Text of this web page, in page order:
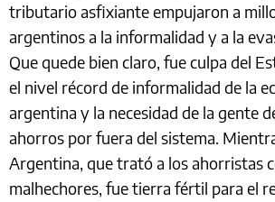
tributario asfixiante empujaron a
argentinos a la informalidad y a la
Que quede bien claro, fue culpa del
el nivel récord de informalidad de la
argentina y la necesidad de la gente
ahorros por fuera del sistema.
Argentina, que trató a los ahorristas
malhechores, fue tierra fértil para el